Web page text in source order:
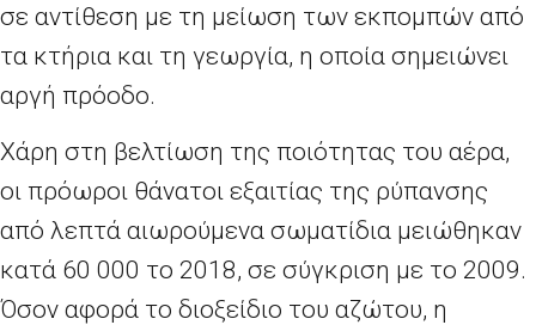
σε αντίθεση με τη μείωση των εκπομπών από
τα κτήρια και τη γεωργία, η οποία σημειώνει
αργή πρόοδο.
Χάρη στη βελτίωση της ποιότητας του αέρα,
οι πρόωροι θάνατοι εξαιτίας της ρύπανσης
από λεπτά αιωρούμενα σωματίδια μειώθηκαν
κατά 60 000 το 2018, σε σύγκριση με το 2009.
Όσον αφορά το διοξείδιο του αζώτου, η